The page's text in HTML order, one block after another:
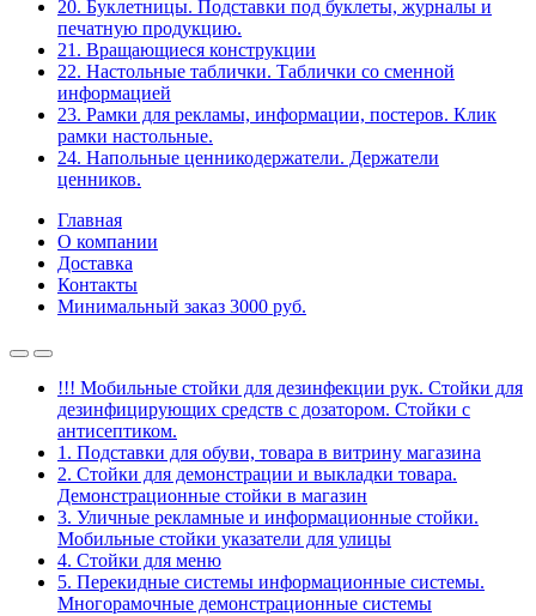
20. Буклетницы. Подставки под буклеты, журналы и
печатную продукцию.
21. Вращающиеся конструкции
22. Настольные таблички. Таблички со сменной
информацией
23. Рамки для рекламы, информации, постеров. Клик
рамки настольные.
24. Напольные ценникодержатели. Держатели
ценников.
Главная
О компании
Доставка
Контакты
Минимальный заказ 3000 руб.
!!! Мобильные стойки для дезинфекции рук. Стойки для
дезинфицирующих средств с дозатором. Стойки с
антисептиком.
1. Подставки для обуви, товара в витрину магазина
2. Стойки для демонстрации и выкладки товара.
Демонстрационные стойки в магазин
3. Уличные рекламные и информационные стойки.
Мобильные стойки указатели для улицы
4. Стойки для меню
5. Перекидные системы информационные системы.
Многорамочные демонстрационные системы